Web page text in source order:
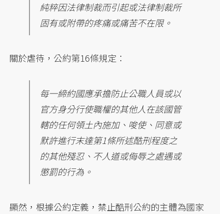
純粹因法律制裁而引起或法律制裁所
固有或附帶的疼痛或痛苦不在限。
關於虐待，公約第16條規定：
每一締約國應承擔防止公職人員或以
官方身分行使職權的其他人在該國管
轄的任何領土內施加、唆使、同意或
默許進行末達第1條所述酷刑程度之
的其他殘忍、不人道或侮辱之處遇或
懲罰的行為。
顯然，根據公約定義，禁止酷刑公約的主體為國家